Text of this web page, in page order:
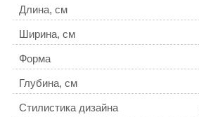
Длина, см
Ширина, см
Форма
Глубина, см
Стилистика дизайна